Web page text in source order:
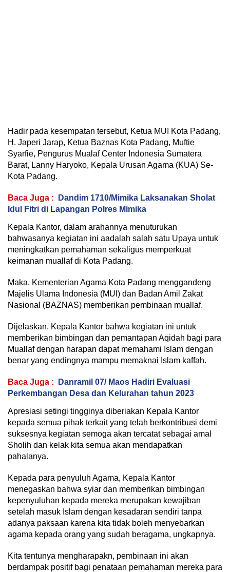
Hadir pada kesempatan tersebut, Ketua MUI Kota Padang,
H. Japeri Jarap, Ketua Baznas Kota Padang, Muftie
Syarfie, Pengurus Mualaf Center Indonesia Sumatera
Barat, Lanny Haryoko, Kepala Urusan Agama (KUA) Se-
Kota Padang.
Baca Juga :
Dandim 1710/Mimika Laksanakan Sholat
Idul Fitri di Lapangan Polres Mimika
Kepala Kantor, dalam arahannya menuturukan
bahwasanya kegiatan ini aadalah salah satu Upaya untuk
meningkatkan pemahaman sekaligus memperkuat
keimanan muallaf di Kota Padang.
Maka, Kementerian Agama Kota Padang menggandeng
Majelis Ulama Indonesia (MUI) dan Badan Amil Zakat
Nasional (BAZNAS) memberikan pembinaan muallaf.
Dijelaskan, Kepala Kantor bahwa kegiatan ini untuk
memberikan bimbingan dan pemantapan Aqidah bagi para
Muallaf dengan harapan dapat memahami Islam dengan
benar yang endingnya mampu memaknai Islam kaffah.
Baca Juga :
Danramil 07/ Maos Hadiri Evaluasi
Perkembangan Desa dan Kelurahan tahun 2023
Apresiasi setingi tingginya diberiakan Kepala Kantor
kepada semua pihak terkait yang telah berkontribusi demi
suksesnya kegiatan semoga akan tercatat sebagai amal
Sholih dan kelak kita semua akan mendapatkan
pahalanya.
Kepada para penyuluh Agama, Kepala Kantor
menegaskan bahwa syiar dan memberikan bimbingan
kepenyuluhan kepada mereka merupakan kewajiban
setelah masuk Islam dengan kesadaran sendiri tanpa
adanya paksaan karena kita tidak boleh menyebarkan
agama kepada orang yang sudah beragama, ungkapnya.
Kita tentunya mengharapakn, pembinaan ini akan
berdampak positif bagi penataan pemahaman mereka para